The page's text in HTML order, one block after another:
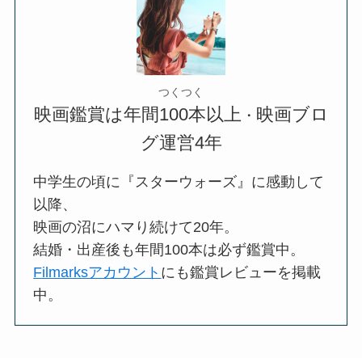
つくつく
映画鑑賞は年間100本以上 ・ 映画ブロ
グ運営4年
中学生の頃に『スターウォーズ』に感動して
以降、
映画の沼にハマり続けて20年。
結婚・出産後も年間100本は必ず鑑賞中。
Filmarksアカウント にも鑑賞レビューを掲載
中。